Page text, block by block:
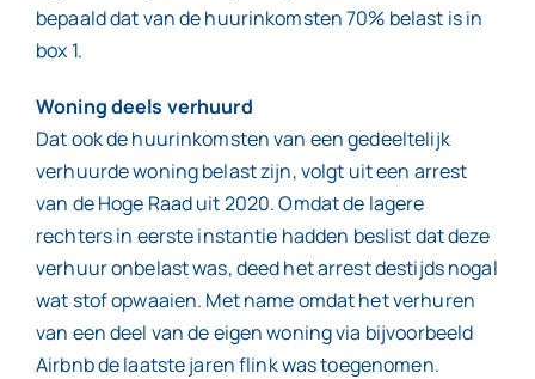
bepaald dat van de huurinkomsten 70% belast is in
box 1.
Woning deels verhuurd
Dat ook de huurinkomsten van een gedeeltelijk
verhuurde woning belast zijn, volgt uit een arrest
van de Hoge Raad uit 2020. Omdat de lagere
rechters in eerste instantie hadden beslist dat deze
verhuur onbelast was, deed het arrest destijds nogal
wat stof opwaaien. Met name omdat het verhuren
van een deel van de eigen woning via bijvoorbeeld
Airbnb de laatste jaren flink was toegenomen.